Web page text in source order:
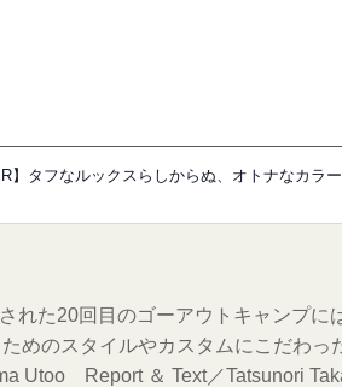
】タフなルックスらしからぬ、オトナなカラ
れた20回目のゴーアウトキャンプに
めのスタイルやカスタムにこだわっ
Utoo Report ＆ Text／Tatsunori